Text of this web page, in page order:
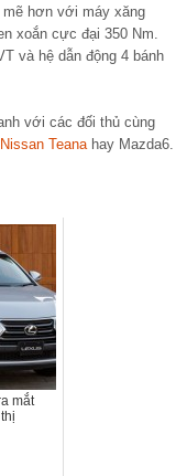
mẽ hơn với máy xăng
xoắn cực đại 350 Nm.
và hệ dẫn động 4 bánh
với các đối thủ cùng
Nissan Teana hay Mazda6.
mắt